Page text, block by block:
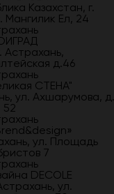
Казахстан, г.
Мангилик Ел, 24
Астрахань,
д.46
СТЕНА"
ул. Ахшарумова, д.
52
ул. Площадь
7
DECOLE
ул.